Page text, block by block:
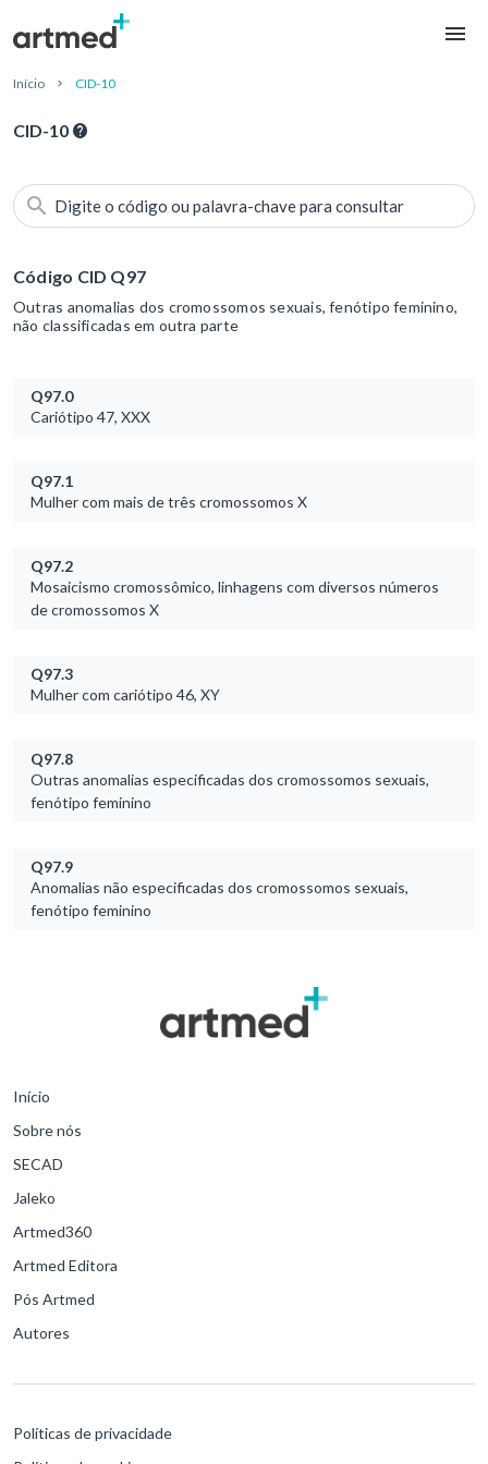
Início CID-10
CID-10
Digite o código ou palavra-chave para consultar
Código CID Q97
Outras anomalias dos cromossomos sexuais, fenótipo feminino,
não classificadas em outra parte
Q97.0
Cariótipo 47, XXX
Q97.1
Mulher com mais de três cromossomos X
Q97.2
Mosaicismo cromossômico, linhagens com diversos números
de cromossomos X
Q97.3
Mulher com cariótipo 46, XY
Q97.8
Outras anomalias especificadas dos cromossomos sexuais,
fenótipo feminino
Q97.9
Anomalias não especificadas dos cromossomos sexuais,
fenótipo feminino
Início
Sobre nós
SECAD
Jaleko
Artmed360
Artmed Editora
Pós Artmed
Autores
Políticas de privacidade